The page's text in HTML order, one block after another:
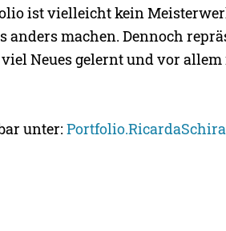
ist vielleicht kein
anders machen. Dennoch
Neues gelernt und vor
unter: